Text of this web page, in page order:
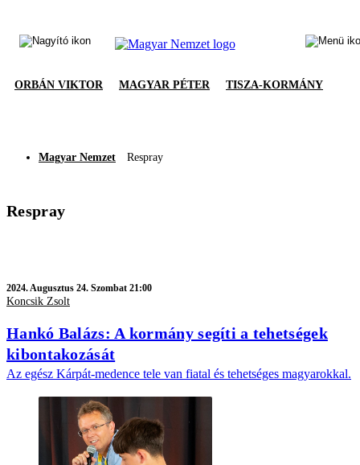
ORBÁN VIKTOR MAGYAR PÉTER TISZA-KORMÁNY
Magyar Nemzet Respray
Respray
2024.Augusztus 24. Szombat 21:00
Koncsik Zsolt
Hankó Balázs: A kormány segíti a tehetségek
kibontakozását
Az egész Kárpát-medence tele van fiatal és tehetséges magyarokkal.